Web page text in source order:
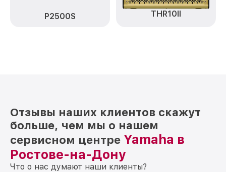
P2500S THR10II
Отзывы наших клиентов скажут
больше, чем мы о нашем
сервисном центре Yamaha в
Ростове-на-Дону
Что о нас думают наши клиенты?